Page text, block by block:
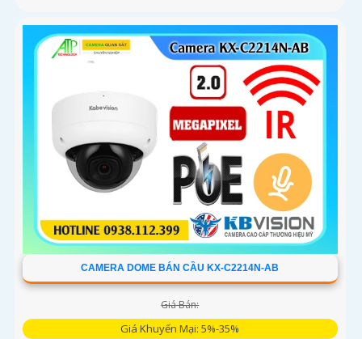
CAMERA DOME BÁN CẦU KX-C2214N-AB
Giá Bán:
Giá Khuyến Mại: 5%-35%